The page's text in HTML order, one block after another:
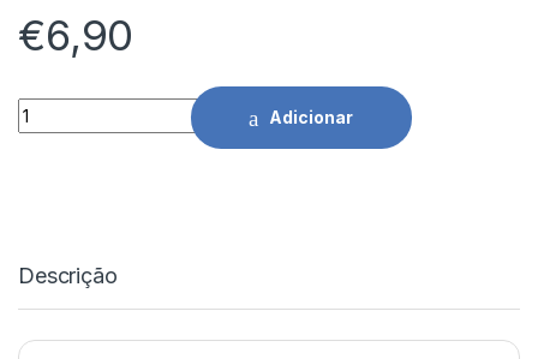
€6,90
Pen drive 64GB DataTraveler Exodia USB 3.2 Kingston
Adicionar
Descrição